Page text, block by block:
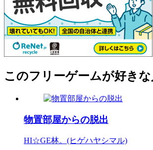
このフリーゲームが好き
物置部屋からの脱出
HI☆GE林。(ヒゲハヤシマル)